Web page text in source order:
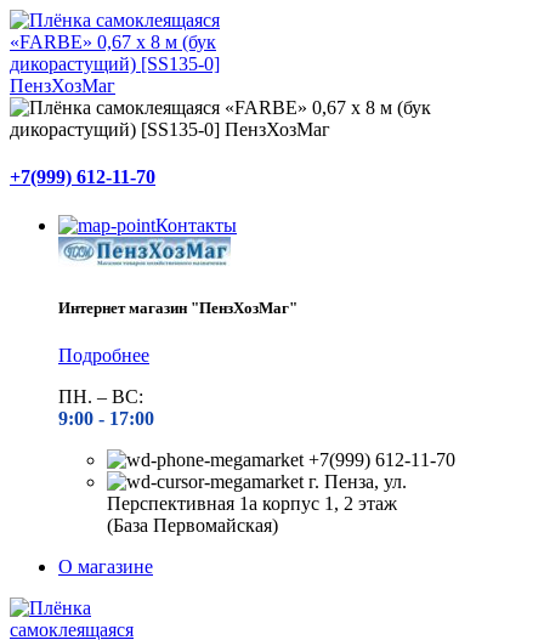
+7(999) 612-11-70
Контакты
Интернет магазин "ПензХозМаг"
Подробнее
ПН. – ВС:
9:00 - 17:00
+7(999) 612-11-70
г. Пенза, ул.
Перспективная 1а корпус 1, 2 этаж
(База Первомайская)
О магазине